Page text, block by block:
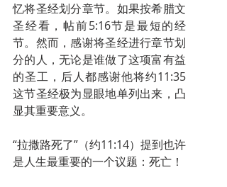
忆将圣经划分章节。如果按希腊文
圣经看，帖前5:16节是最短的经
节。然而，感谢将圣经进行章节划
分的人，无论是谁做了这项富有益
的圣工，后人都感谢他将约11:35
这节圣经极为显眼地单列出来，凸
显其重要意义。
“拉撒路死了”（约11:14）提到也许
是人生最重要的一个议题：死亡！